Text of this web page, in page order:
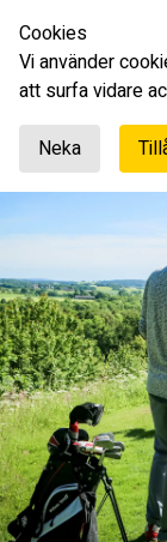
Cookies
Vi använder
att surfa vidare
Neka